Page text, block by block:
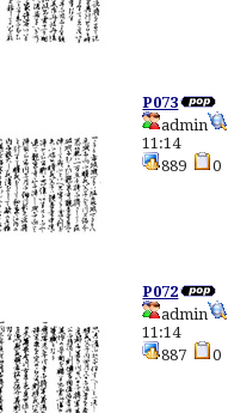
P073
admin
11:14
889
0
P072
admin
11:14
887
0